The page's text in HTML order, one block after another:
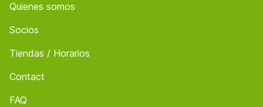
Quienes somos
Socios
Tiendas / Horarios
Contact
FAQ